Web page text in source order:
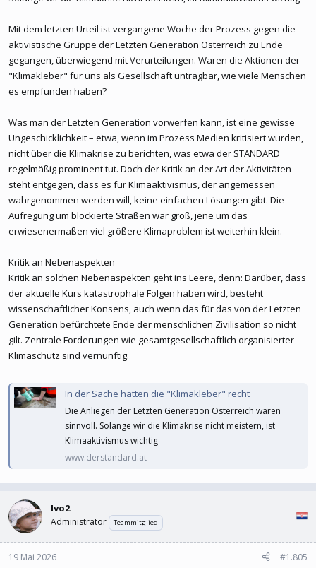
Mit dem letzten Urteil ist vergangene Woche der Prozess gegen die
aktivistische Gruppe der Letzten Generation Österreich zu Ende
gegangen, überwiegend mit Verurteilungen. Waren die Aktionen der
"Klimakleber" für uns als Gesellschaft untragbar, wie viele Menschen
es empfunden haben?
Was man der Letzten Generation vorwerfen kann, ist eine gewisse
Ungeschicklichkeit – etwa, wenn im Prozess Medien kritisiert wurden,
nicht über die Klimakrise zu berichten, was etwa der STANDARD
regelmäßig prominent tut. Doch der Kritik an der Art der Aktivitäten
steht entgegen, dass es für Klimaaktivismus, der angemessen
wahrgenommen werden will, keine einfachen Lösungen gibt. Die
Aufregung um blockierte Straßen war groß, jene um das
erwiesenermaßen viel größere Klimaproblem ist weiterhin klein.
Kritik an Nebenaspekten
Kritik an solchen Nebenaspekten geht ins Leere, denn: Darüber, dass
der aktuelle Kurs katastrophale Folgen haben wird, besteht
wissenschaftlicher Konsens, auch wenn das für das von der Letzten
Generation befürchtete Ende der menschlichen Zivilisation so nicht
gilt. Zentrale Forderungen wie gesamtgesellschaftlich organisierter
Klimaschutz sind vernünftig.
In der Sache hatten die "Klimakleber" recht
Die Anliegen der Letzten Generation Österreich waren
sinnvoll. Solange wir die Klimakrise nicht meistern, ist
Klimaaktivismus wichtig
www.derstandard.at
Ivo2
Administrator Teammitglied
19 Mai 2026 #1.805